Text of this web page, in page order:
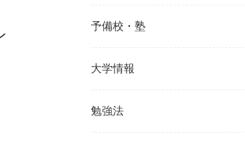
予備校・塾
大学情報
勉強法